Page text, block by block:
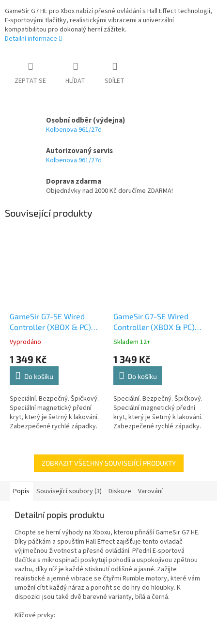
GameSir G7 HE pro Xbox nabízí přesné ovládání s Hall Effect technologií,
E-sportovými tlačítky, realistickými vibracemi a univerzální
kompatibilitou pro dokonalý herní zážitek.
Detailní informace
ZEPTAT SE HLÍDAT SDÍLET
Osobní odběr (výdejna)
Kolbenova 961/27d
Autorizovaný servis
Kolbenova 961/27d
Doprava zdarma
Objednávky nad 2000 Kč doručíme ZDARMA!
Související produkty
GameSir G7-SE Wired
Controller (XBOX & PC)
Orange
Vyprodáno
1 349 Kč
Do košíku
Speciální. Bezpečný. Špičkový.
Speciální magnetický přední
kryt, který je šetrný k lakování.
Zabezpečené rychlé západky.
speciálním GameSir G7 SE –
poprvé přináší Hall Effect sticky
na ovladač Xbox
GameSir G7-SE Wired
Controller (XBOX & PC)
Purple
Skladem 12+
1 349 Kč
Do košíku
Speciální. Bezpečný. Špičkový.
Speciální magnetický přední
kryt, který je šetrný k lakování.
Zabezpečené rychlé západky.
speciálním GameSir G7 SE –
poprvé přináší Hall Effect sticky
na ovladač Xbox
ZOBRAZIT VŠECHNY SOUVISEJÍCÍ PRODUKTY
Popis Související soubory (3) Diskuze Varování
Detailní popis produktu
Chopte se herní výhody na Xboxu, kterou přináší GameSir G7 HE.
Díky páčkám a spouštím Hall Effect zajišťuje tento ovladač
výjimečnou životnost a přesné ovládání. Přední E-sportová
tlačítka s mikrospínači poskytují pohodlí a uspokojivou zpětnou
vazbu, díky níž je každé stisknutí odlišné a jasné. Zažijte
realistické a jemné vibrace se čtyřmi Rumble motory, které vám
umožní cítit každý náraz a ponořit se do hry do hloubky. K
dispozici jsou také dvě barevné varianty, bílá a černá.
Klíčové prvky: